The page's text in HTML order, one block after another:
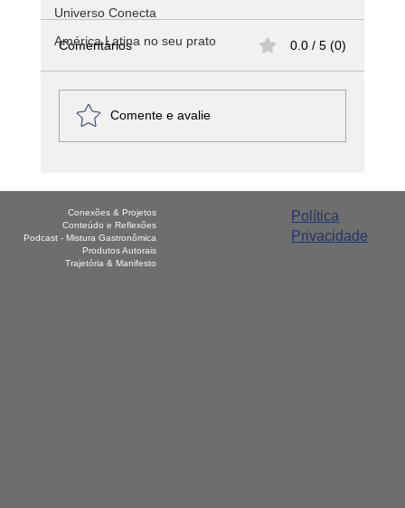
Universo Conecta
América Latina no seu prato
América Latina - Haiti – Griot
Comentários 0.0 / 5 (0)
Comente e avalie
Política
Privacidade
Conexões & Projetos
Conteúdo e Reflexões
Podcast - Mistura Gastronômica
Produtos Autorais
Trajetória & Manifesto